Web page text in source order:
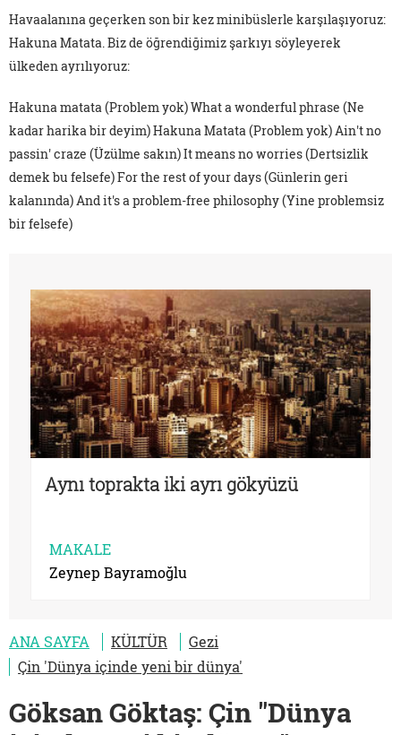
Havaalanına geçerken son bir kez minibüslerle karşılaşıyoruz:
Hakuna Matata. Biz de öğrendiğimiz şarkıyı söyleyerek
ülkeden ayrılıyoruz:
Hakuna matata (Problem yok) What a wonderful phrase (Ne
kadar harika bir deyim) Hakuna Matata (Problem yok) Ain't no
passin' craze (Üzülme sakın) It means no worries (Dertsizlik
demek bu felsefe) For the rest of your days (Günlerin geri
kalanında) And it's a problem-free philosophy (Yine problemsiz
bir felsefe)
Aynı toprakta iki ayrı gökyüzü
MAKALE
Zeynep Bayramoğlu
ANA SAYFA KÜLTÜR
Gezi
Çin 'Dünya içinde yeni bir dünya'
Göksan Göktaş: Çin "Dünya